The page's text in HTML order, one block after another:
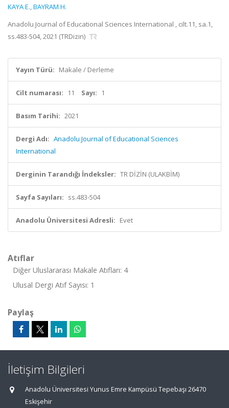
KAYA E.,BAYRAM H.
Anadolu Journal of Educational Sciences International , cilt.11, sa.1,
ss.483-504, 2021 (TRDizin)
Yayın Türü: Makale / Derleme
Cilt numarası: 11 Sayı: 1
Basım Tarihi: 2021
Dergi Adı: Anadolu Journal of Educational Sciences
International
Derginin Tarandığı İndeksler: TR DİZİN (ULAKBİM)
Sayfa Sayıları: ss.483-504
Anadolu Üniversitesi Adresli: Evet
Atıflar
Diğer Uluslararası Makale Atıfları: 4
Ulusal Dergi Atıf Sayısı: 1
Paylaş
İletişim Bilgileri
Anadolu Üniversitesi Yunus Emre Kampüsü Tepebaşı 26470
Eskişehir